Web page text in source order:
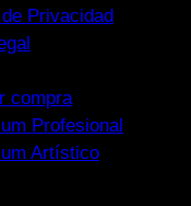
Privacidad
compra
Profesional
Artístico